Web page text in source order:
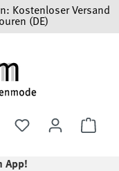
Kostenloser Versand
(DE)
App!